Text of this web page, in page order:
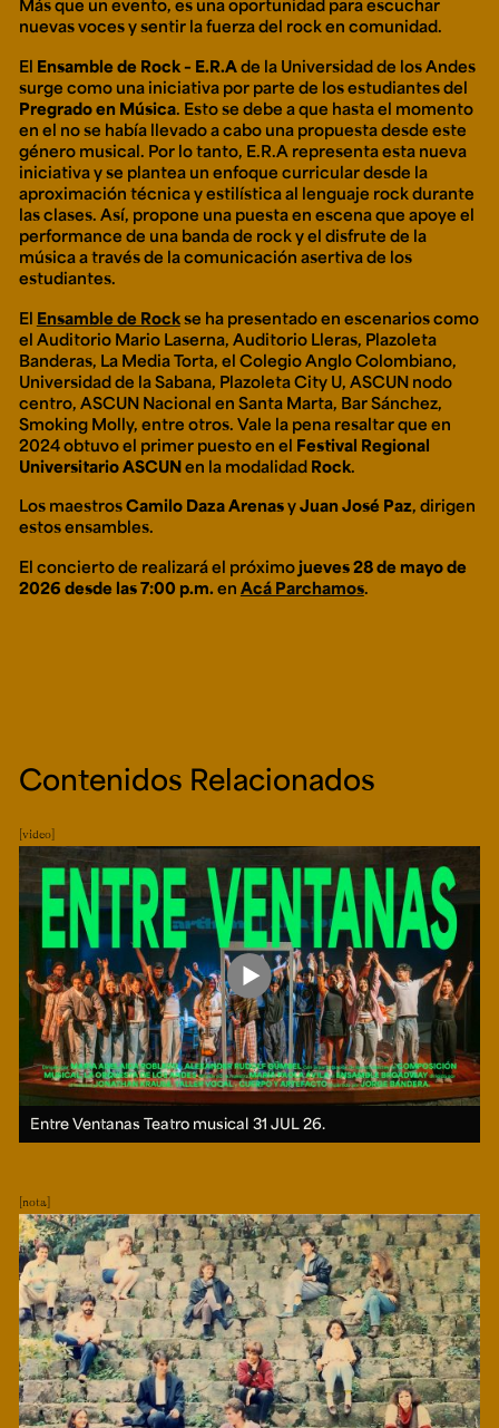
Más que un evento, es una oportunidad para escuchar
nuevas voces y sentir la fuerza del rock en comunidad.
El Ensamble de Rock – E.R.Ade la Universidad de los Andes
surge como una iniciativa por parte de los estudiantes del
Pregrado en Música. Esto se debe a que hasta el momento
en el no se había llevado a cabo una propuesta desde este
género musical. Por lo tanto, E.R.A representa esta nueva
iniciativa y se plantea un enfoque curricular desde la
aproximación técnica y estilística al lenguaje rock durante
las clases. Así, propone una puesta en escena que apoye el
performance de una banda de rock y el disfrute de la
música a través de la comunicación asertiva de los
estudiantes.
El Ensamble de Rockse ha presentado en escenarios como
el Auditorio Mario Laserna, Auditorio Lleras, Plazoleta
Banderas, La Media Torta, el Colegio Anglo Colombiano,
Universidad de la Sabana, Plazoleta City U, ASCUN nodo
centro, ASCUN Nacional en Santa Marta, Bar Sánchez,
Smoking Molly, entre otros. Vale la pena resaltar que en
2024 obtuvo el primer puesto en el Festival Regional
Universitario ASCUNen la modalidad Rock.
Los maestrosCamilo Daza ArenasyJuan José Paz, dirigen
estos ensambles.
El concierto de realizará el próximojueves 28 de mayo de
2026 desde las 7:00 p.m.en Acá Parchamos.
Contenidos Relacionados
video
Entre Ventanas Teatro musical 31 JUL 26.
nota